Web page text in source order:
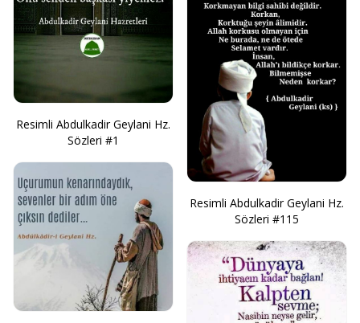
Resimli Abdulkadir Geylani Hz.
Sözleri #1
Resimli Abdulkadir Geylani Hz.
Sözleri #115